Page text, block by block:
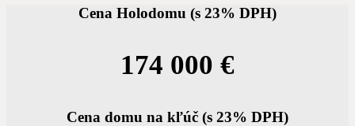
Cena Holodomu (s 23% DPH)
174 000 €
Cena domu na kľúč (s 23% DPH)